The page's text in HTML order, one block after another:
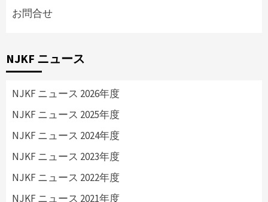
お問合せ
NJKF ニュース
NJKF ニュース 2026年度
NJKF ニュース 2025年度
NJKF ニュース 2024年度
NJKF ニュース 2023年度
NJKF ニュース 2022年度
NJKF ニュース 2021年度